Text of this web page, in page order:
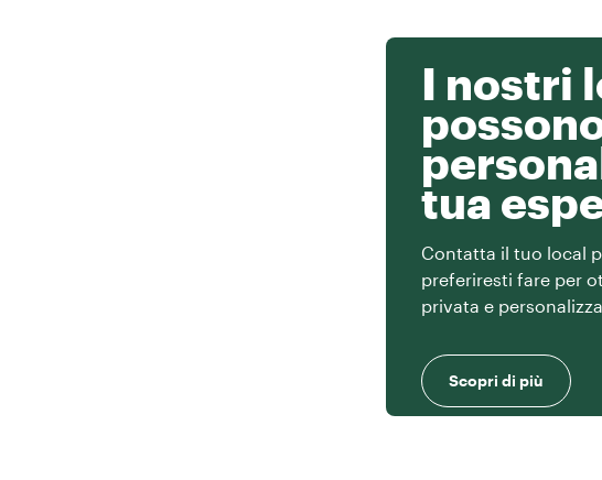
I nostri
tua
Contatta il tuo local
preferiresti fare per
privata e
Scopri di più